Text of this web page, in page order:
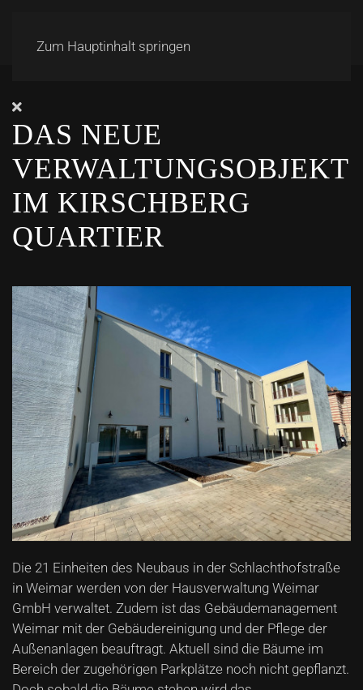
Zum Hauptinhalt springen
DAS NEUE
VERWALTUNGSOBJEKT
IM KIRSCHBERG
QUARTIER
Die 21 Einheiten des Neubaus in der Schlachthofstraße
in Weimar werden von der Hausverwaltung Weimar
GmbH verwaltet. Zudem ist das Gebäudemanagement
Weimar mit der Gebäudereinigung und der Pflege der
Außenanlagen beauftragt. Aktuell sind die Bäume im
Bereich der zugehörigen Parkplätze noch nicht gepflanzt.